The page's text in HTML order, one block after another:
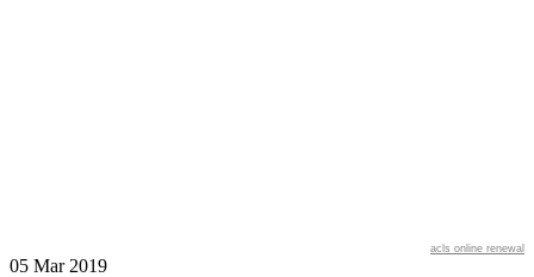
acls online renewal
05 Mar 2019